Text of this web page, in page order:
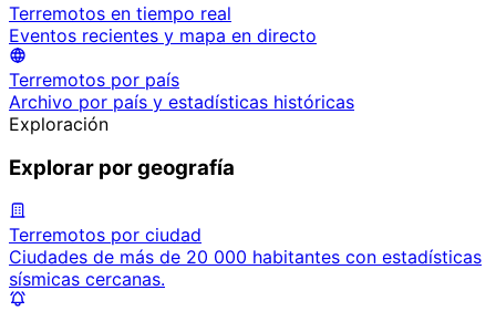
Terremotos en tiempo real
Eventos recientes y mapa en directo
Terremotos por país
Archivo por país y estadísticas históricas
Exploración
Explorar por geografía
Terremotos por ciudad
Ciudades de más de 20 000 habitantes con estadísticas
sísmicas cercanas.